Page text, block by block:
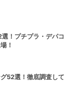
！プチプラ・デパコ
！
52選！徹底調査して